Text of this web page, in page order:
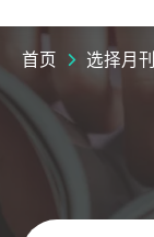
首页 选择月刊